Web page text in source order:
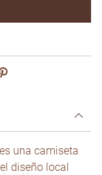
una camiseta
diseño local